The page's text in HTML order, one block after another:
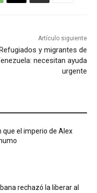
Artículo siguiente
y migrantes de
necesitan ayuda
urgente
que el imperio de Alex
rechazó la liberar al